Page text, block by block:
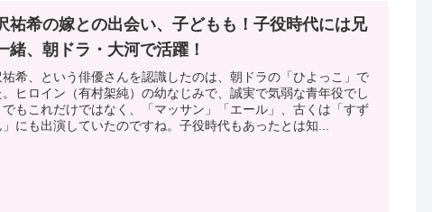
祐希の嫁との出会い、子どもも！子役時代には兄
緒、朝ドラ・大河で活躍！
祐希、という俳優さんを認識したのは、朝ドラの「ひよっこ」で
。ヒロイン（有村架純）の幼なじみで、誠実で気弱な青年役でし
でもこれだけではなく、「マッサン」「エール」、古くは「すず
」にも出演していたのですね。子役時代もあったとは知...